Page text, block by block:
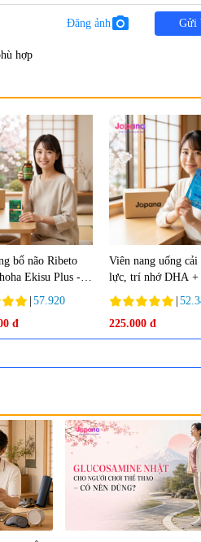
Đăng ảnh photo_camera Gửi
hợp
bổ não Ribeto
Ekisu Plus -
57.920
đ
Viên nang uống
lực, trí nhớ DHA +
Flaxseed Oil 30
Date 02/2027
225.000 đ
bổ gan Ribeto
60 viên
Viên uống hỗ trợ
thoát vị đĩa đệm
30 viên